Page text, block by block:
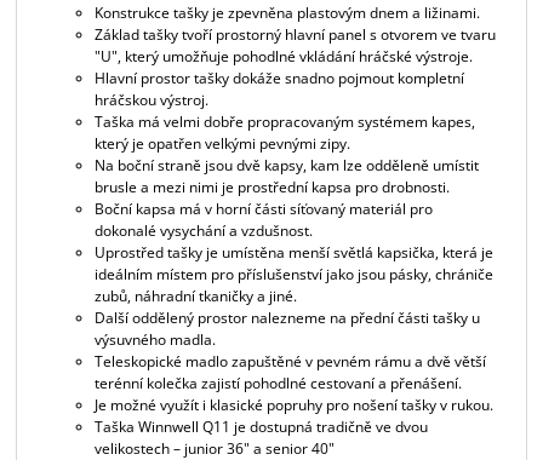
Konstrukce tašky je zpevněna plastovým dnem a ližinami.
Základ tašky tvoří prostorný hlavní panel s otvorem ve tvaru
"U", který umožňuje pohodlné vkládání hráčské výstroje.
Hlavní prostor tašky dokáže snadno pojmout kompletní
hráčskou výstroj.
Taška má velmi dobře propracovaným systémem kapes,
který je opatřen velkými pevnými zipy.
Na boční straně jsou dvě kapsy, kam lze odděleně umístit
brusle a mezi nimi je prostřední kapsa pro drobnosti.
Boční kapsa má v horní části síťovaný materiál pro
dokonalé vysychání a vzdušnost.
Uprostřed tašky je umístěna menší světlá kapsička, která je
ideálním místem pro příslušenství jako jsou pásky, chrániče
zubů, náhradní tkaničky a jiné.
Další oddělený prostor nalezneme na přední části tašky u
výsuvného madla.
Teleskopické madlo zapuštěné v pevném rámu a dvě větší
terénní kolečka zajistí pohodlné cestovaní a přenášení.
Je možné využít i klasické popruhy pro nošení tašky v rukou.
Taška Winnwell Q11 je dostupná tradičně ve dvou
velikostech – junior 36" a senior 40"